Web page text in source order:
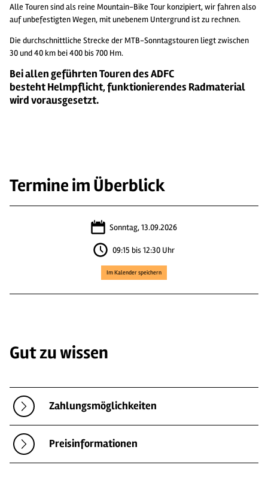
Alle Touren sind als reine Mountain-Bike Tour konzipiert, wir fahren also
auf unbefestigten Wegen, mit unebenem Untergrund ist zu rechnen.
Die durchschnittliche Strecke der MTB-Sonntagstouren liegt zwischen
30 und 40 km bei 400 bis 700 Hm.
Bei allen geführten Touren des ADFC
besteht Helmpflicht, funktionierendes Radmaterial
wird vorausgesetzt.
Termine im Überblick
Sonntag, 13.09.2026
09:15 bis 12:30 Uhr
Im Kalender speichern
Gut zu wissen
Zahlungsmöglichkeiten
Preisinformationen